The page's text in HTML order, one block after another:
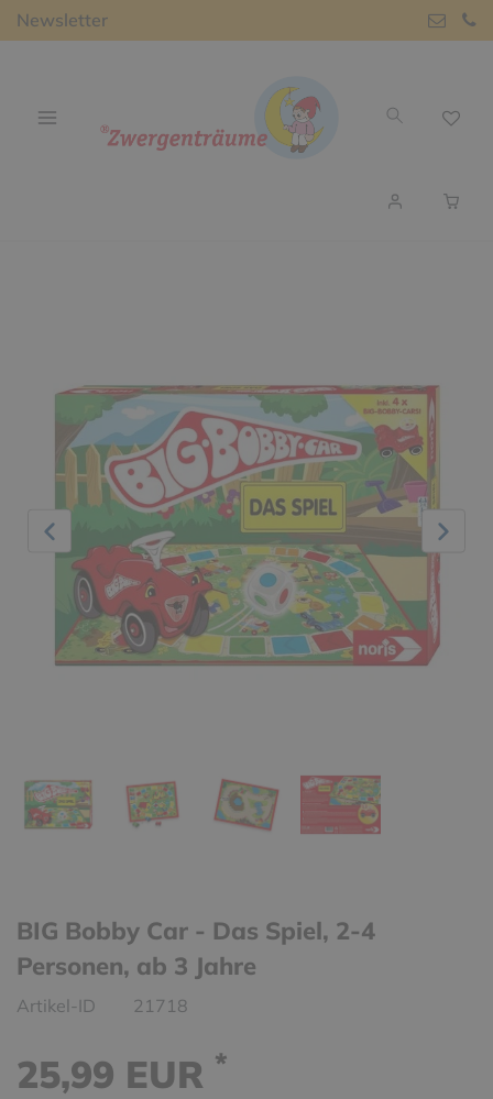
Newsletter
BIG Bobby Car - Das Spiel, 2-4
Personen, ab 3 Jahre
Artikel-ID 21718
25,99 EUR *